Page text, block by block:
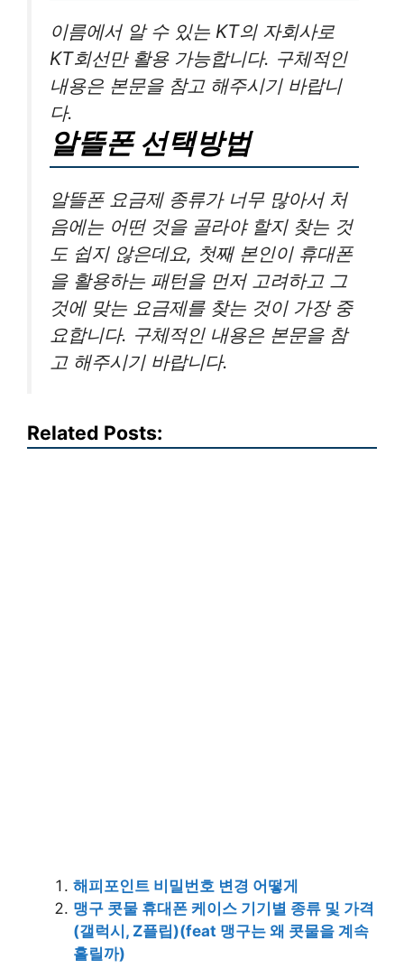
이름에서 알 수 있는 KT의 자회사로
KT회선만 활용 가능합니다. 구체적인
내용은 본문을 참고 해주시기 바랍니
다.
알뜰폰 선택방법
알뜰폰 요금제 종류가 너무 많아서 처
음에는 어떤 것을 골라야 할지 찾는 것
도 쉽지 않은데요, 첫째 본인이 휴대폰
을 활용하는 패턴을 먼저 고려하고 그
것에 맞는 요금제를 찾는 것이 가장 중
요합니다. 구체적인 내용은 본문을 참
고 해주시기 바랍니다.
Related Posts:
해피포인트 비밀번호 변경 어떻게
맹구 콧물 휴대폰 케이스 기기별 종류 및 가격
(갤럭시, Z플립)(feat 맹구는 왜 콧물을 계속
흘릴까)